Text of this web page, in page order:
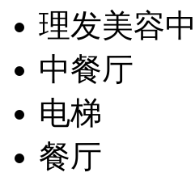
理发美容
中餐厅
电梯
餐厅